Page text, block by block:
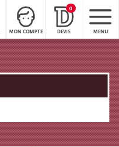
MON COMPTE DEVIS
0
MENU